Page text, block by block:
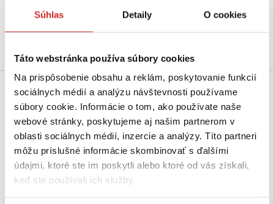
Súhlas Detaily O cookies
Táto webstránka používa súbory cookies
Na prispôsobenie obsahu a reklám, poskytovanie funkcií
sociálnych médií a analýzu návštevnosti používame
súbory cookie. Informácie o tom, ako používate naše
webové stránky, poskytujeme aj našim partnerom v
oblasti sociálnych médií, inzercie a analýzy. Títo partneri
môžu príslušné informácie skombinovať s ďalšími
údajmi, ktoré ste im poskytli alebo ktoré od vás získali,
keď ste používali ich služby.